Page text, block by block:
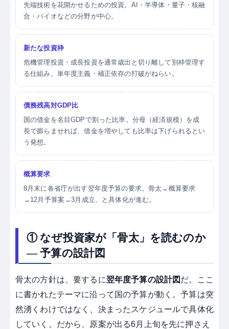
先端技術を花開かせるための投資。AI・半導体・量子・核融
合・バイオなどの分野が中心。
新たな投資枠
危機管理投資・成長投資を通常歳出と切り離して別枠管理す
る仕組み。単年度主義・補正依存の打破がねらい。
債務残高対GDP比
国の借金を名目GDPで割った比率。分母（経済規模）を成
長で膨らませれば、借金を増やしても比率は下げられるとい
う発想。
概算要求
8月末に各省庁が出す翌年度予算の要求。骨太→概算要求
→12月予算案→3月成立、と具体化が進む。
① なぜ投資家が「骨太」を読むのか
― 予算の設計図
骨太の方針は、要するに翌年度予算の設計図 だ。ここ
に書かれたテーマに沿って国の予算が動く。予算は突
然湧くわけではなく、決まったスケジュールで具体化
していく。だから、原案が出る6月上旬を先に押さえ